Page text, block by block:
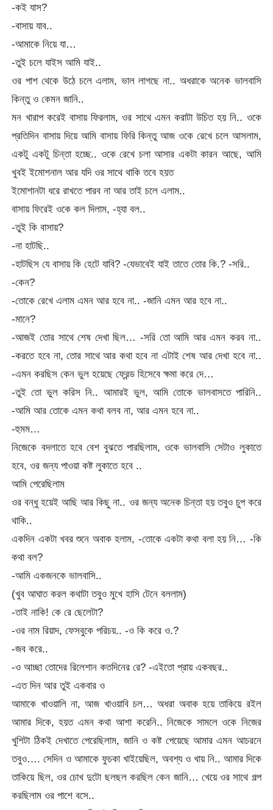
-কই যাস?
-বাসায় যাব..
-আমাকে নিয়ে যা…
-তুই চলে যাইস আমি যাই..
ওর পাশ থেকে উঠে চলে এলাম, ভাল লাগছে না.. অধরাকে অনেক ভালবাসি
কিন্তু ও কেমন জানি..
মন খারাপ করেই বাসায় ফিরলাম, ওর সাথে এমন করাটা উচিত হয় নি.. ওকে
প্রতিদিন বাসায় দিয়ে আমি বাসায় ফিরি কিন্তু আজ ওকে রেখে চলে আসলাম,
একটু একটু চিন্তা হচ্ছে.. ওকে রেখে চলা আসার একটা কারন আছে, আমি
খুবই ইমোশনাল আর যদি ওর সাথে থাকি তবে হয়ত
ইমোশানটা ধরে রাখতে পারব না আর তাই চলে এলাম..
বাসায় ফিরেই ওকে কল দিলাম, -হ্যা বল..
-তুই কি বাসায়?
-না হাটছি..
-হাটছিস যে বাসায় কি হেটে যাবি? -যেভাবেই যাই তাতে তোর কি.? -সরি..
-কেন?
-তোকে রেখে এলাম এমন আর হবে না.. -জানি এমন আর হবে না..
-মানে?
-আজই তোর সাথে শেষ দেখা ছিল… -সরি তো আমি আর এমন করব না..
-করতে হবে না, তোর সাথে আর কথা হবে না এটাই শেষ আর দেখা হবে না..
-এমন করছিস কেন ভুল হয়েছে ফ্রেন্ড হিসেবে ক্ষমা করে দে…
-তুই তো ভুল করিস নি.. আমারই ভুল, আমি তোকে ভালবাসতে পারিনি..
-আমি আর তোকে এমন কথা বলব না, আর এমন হবে না..
-হুমম…
নিজেকে বদলাতে হবে বেশ বুঝতে পারছিলাম, ওকে ভালবাসি সেটাও লুকাতে
হবে, ওর জন্য পাওয়া কষ্ট লুকাতে হবে ..
আমি পেরেছিলাম
ওর বন্ধু হয়েই আছি আর কিছু না.. ওর জন্য অনেক চিন্তা হয় তবুও চুপ করে
থাকি..
একদিন একটা খবর শুনে অবাক হলাম, -তোকে একটা কথা বলা হয় নি… -কি
কথা বল?
-আমি একজনকে ভালবাসি..
(খুব আঘাত করল কথাটা তবুও মুখে হাসি টেনে বললাম)
-তাই নাকি! কে রে ছেলেটা?
-ওর নাম রিয়াদ, ফেসবুকে পরিচয়.. -ও কি করে ও.?
-জব করে..
-ও আচ্ছা তোদের রিলেশান কতদিনের রে? -এইতো প্রায় একবছর..
-এত দিন আর তুই একবার ও
আমাকে খাওয়ালি না, আজ খাওয়াবি চল… অধরা অবাক হয়ে তাকিয়ে রইল
আমার দিকে, হয়ত এমন কথা আশা করেনি.. নিজেকে সামলে ওকে নিজের
খুশিটা ঠিকই দেখাতে পেরেছিলাম, জানি ও কষ্ট পেয়েছে আমার এমন আচরনে
তবুও…. সেদিন ও আমাকে ফুচকা খাইয়েছিল, অবশ্য ও খায় নি.. আমার দিকে
তাকিয়ে ছিল, ওর চোখ দুটো ছলছল করছিল কেন জানি… খেয়ে ওর সাথে গল্প
করছিলাম ওর পাশে বসে..